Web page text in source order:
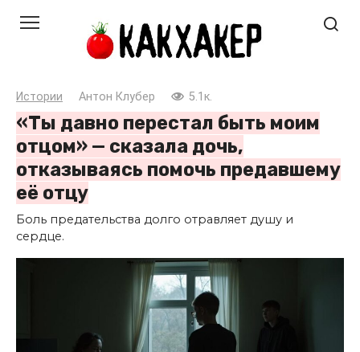
Истории Антон Клубер 5.1к.
«Ты давно перестал быть моим
отцом» — сказала дочь,
отказываясь помочь предавшему
её отцу
Боль предательства долго отравляет душу и
сердце.